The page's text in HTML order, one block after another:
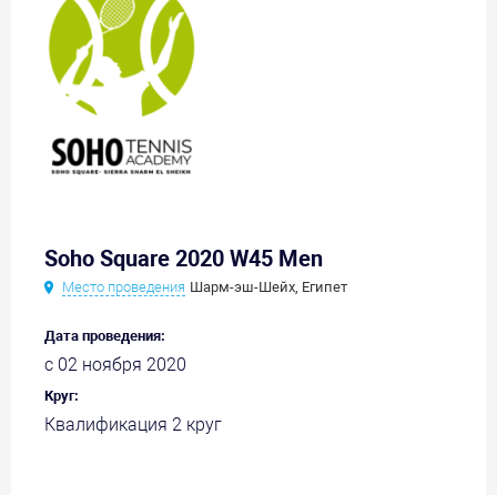
Soho Square 2020 W45 Men
Место проведения Шарм-эш-Шейх, Египет
Дата проведения:
с 02 ноября 2020
Круг:
Квалификация 2 круг